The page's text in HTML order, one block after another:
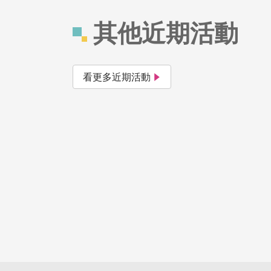
其他近期活動
看更多近期活動